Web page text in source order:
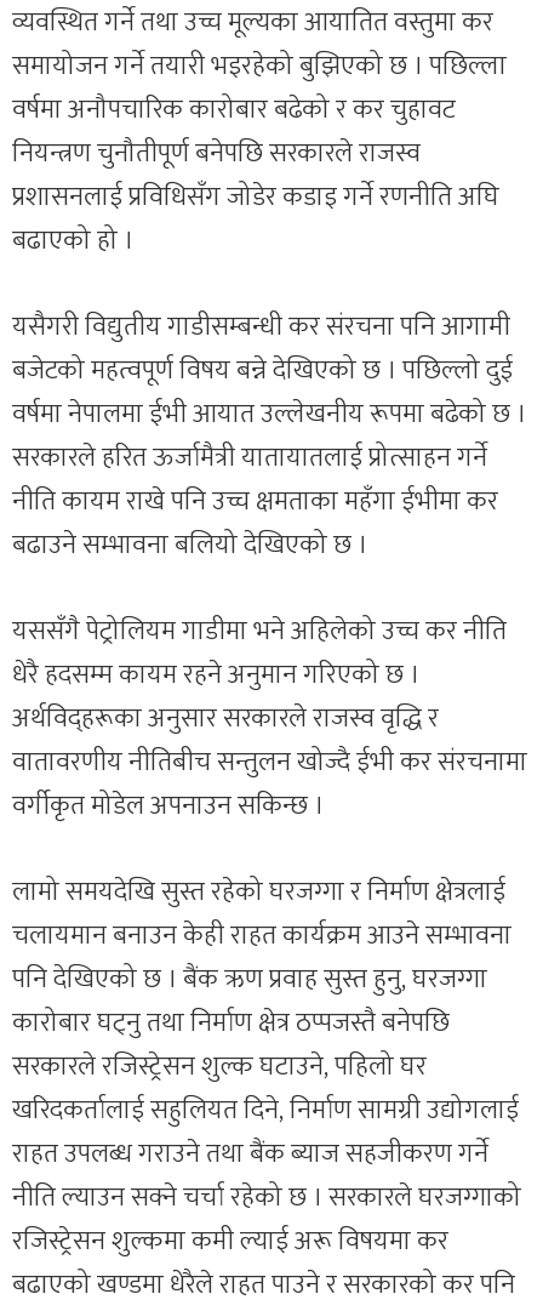
व्यवस्थित गर्ने तथा उच्च मूल्यका आयातित वस्तुमा कर
समायोजन गर्ने तयारी भइरहेको बुझिएको छ । पछिल्ला
वर्षमा अनौपचारिक कारोबार बढेको र कर चुहावट
नियन्त्रण चुनौतीपूर्ण बनेपछि सरकारले राजस्व
प्रशासनलाई प्रविधिसँग जोडेर कडाइ गर्ने रणनीति अघि
बढाएको हो ।
यसैगरी विद्युतीय गाडीसम्बन्धी कर संरचना पनि आगामी
बजेटको महत्वपूर्ण विषय बन्ने देखिएको छ । पछिल्लो दुई
वर्षमा नेपालमा ईभी आयात उल्लेखनीय रूपमा बढेको छ ।
सरकारले हरित ऊर्जामैत्री यातायातलाई प्रोत्साहन गर्ने
नीति कायम राखे पनि उच्च क्षमताका महँगा ईभीमा कर
बढाउने सम्भावना बलियो देखिएको छ ।
यससँगै पेट्रोलियम गाडीमा भने अहिलेको उच्च कर नीति
धेरै हदसम्म कायम रहने अनुमान गरिएको छ ।
अर्थविद्हरूका अनुसार सरकारले राजस्व वृद्धि र
वातावरणीय नीतिबीच सन्तुलन खोज्दै ईभी कर संरचनामा
वर्गीकृत मोडेल अपनाउन सकिन्छ ।
लामो समयदेखि सुस्त रहेको घरजग्गा र निर्माण क्षेत्रलाई
चलायमान बनाउन केही राहत कार्यक्रम आउने सम्भावना
पनि देखिएको छ । बैंक ऋण प्रवाह सुस्त हुनु, घरजग्गा
कारोबार घट्नु तथा निर्माण क्षेत्र ठप्पजस्तै बनेपछि
सरकारले रजिस्ट्रेसन शुल्क घटाउने, पहिलो घर
खरिदकर्तालाई सहुलियत दिने, निर्माण सामग्री उद्योगलाई
राहत उपलब्ध गराउने तथा बैंक ब्याज सहजीकरण गर्ने
नीति ल्याउन सक्ने चर्चा रहेको छ । सरकारले घरजग्गाको
रजिस्ट्रेसन शुल्कमा कमी ल्याई अरू विषयमा कर
बढाएको खण्डमा धेरैले राहत पाउने र सरकारको कर पनि